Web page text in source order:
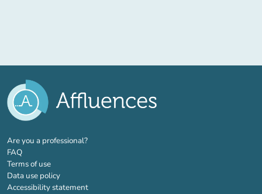
Are you a professional?(new tab)
FAQ
Terms of use
Data use policy
Accessibility statement